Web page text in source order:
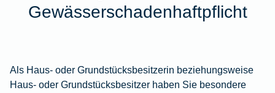
Gewässerschadenhaftpflicht
Als Haus- oder Grundstücksbesitzerin beziehungsweise
Haus- oder Grundstücksbesitzer haben Sie besondere